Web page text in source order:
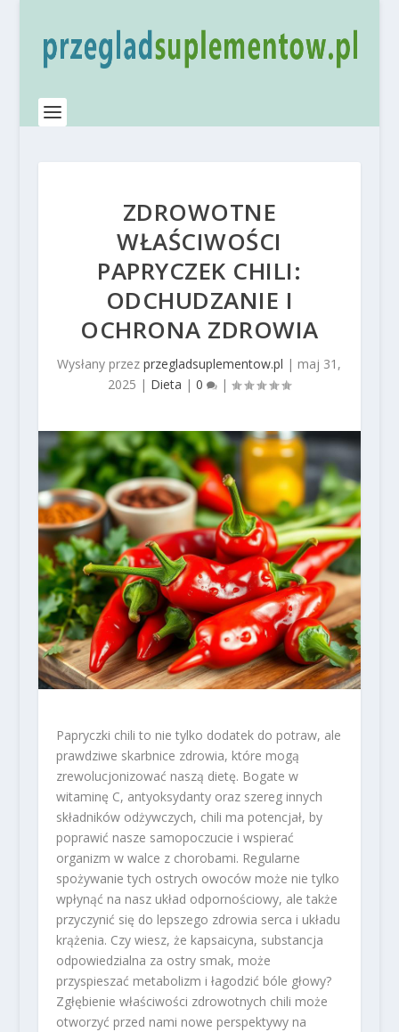
ZDROWOTNE
WŁAŚCIWOŚCI
PAPRYCZEK CHILI:
ODCHUDZANIE I
OCHRONA ZDROWIA
Wysłany przezprzegladsuplementow.pl | maj 31,
2025 | Dieta |0 |
Papryczki chili to nie tylko dodatek do potraw, ale
prawdziwe skarbnice zdrowia, które mogą
zrewolucjonizować naszą dietę. Bogate w
witaminę C, antyoksydanty oraz szereg innych
składników odżywczych, chili ma potencjał, by
poprawić nasze samopoczucie i wspierać
organizm w walce z chorobami. Regularne
spożywanie tych ostrych owoców może nie tylko
wpłynąć na nasz układ odpornościowy, ale także
przyczynić się do lepszego zdrowia serca i układu
krążenia. Czy wiesz, że kapsaicyna, substancja
odpowiedzialna za ostry smak, może
przyspieszać metabolizm i łagodzić bóle głowy?
Zgłębienie właściwości zdrowotnych chili może
otworzyć przed nami nowe perspektywy na